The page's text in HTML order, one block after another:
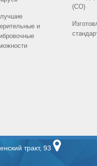
и
(СО)
тракт, 93